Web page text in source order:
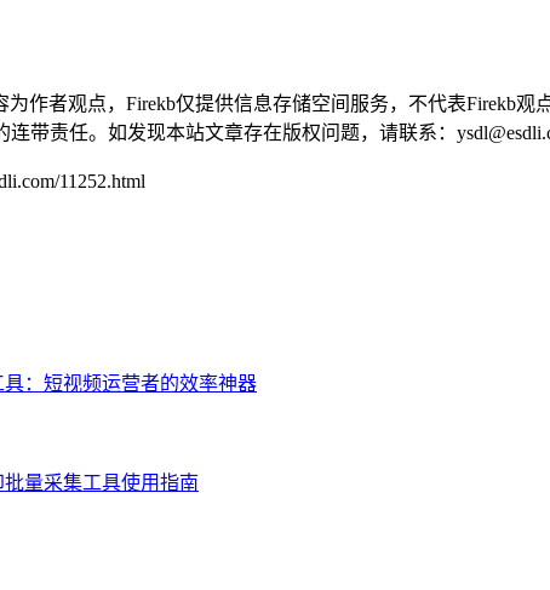
作者观点，Firekb仅提供信息存储空间服务，不代表Firekb
带责任。如发现本站文章存在版权问题，请联系：
11252.html
：短视频运营者的效率神器
量采集工具使用指南